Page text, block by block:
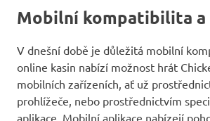
Mobilní kompatibilita a
V dnešní době je důležitá mobilní
online kasin nabízí možnost hrát
mobilních zařízeních, ať už
prohlížeče, nebo prostřednictvím
aplikace. Mobilní aplikace nabízejí